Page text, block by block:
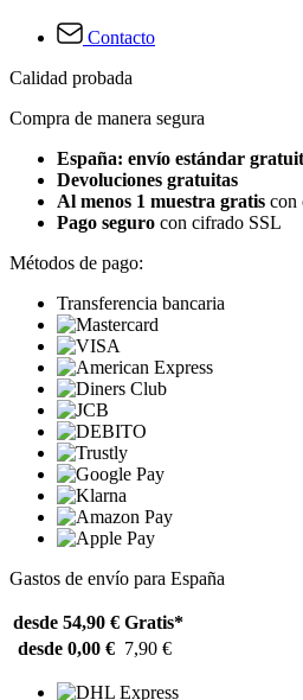
Contacto
Calidad probada
Compra de manera segura
España: envío estándar
Devoluciones gratuitas
Al menos 1 muestra gratis con
Pago seguro con cifrado SSL
Métodos de pago:
Transferencia bancaria
Gastos de envío para España
desde 54,90 € Gratis*
desde 0,00 € 7,90 €